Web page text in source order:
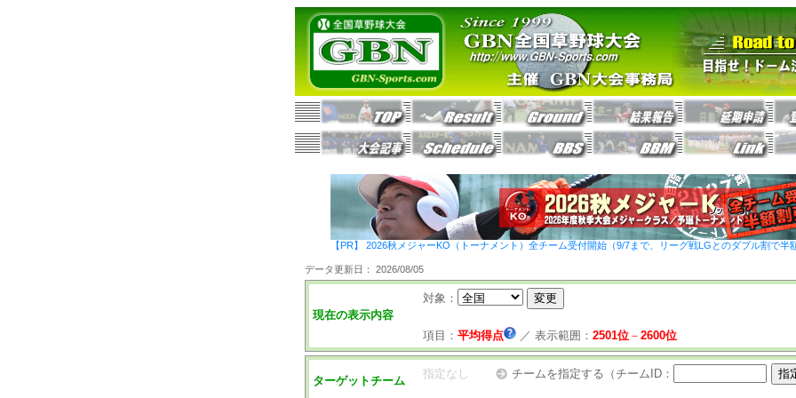
【PR】 2026秋メジャーKO（トーナメント）全チーム受付開始（9/7まで、リーグ戦LGとのダブル割で半
データ更新日： 2026/08/05
現在の表示内容
対象：
項目： 平均得点 ／ 表示範囲： 2501位－ 2600位
ターゲットチーム
指定なし チームを指定する（チームID：